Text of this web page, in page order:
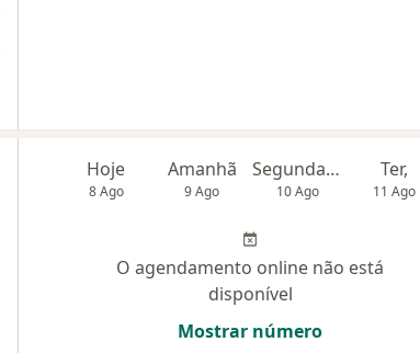
Hoje
8 Ago
Amanhã
9 Ago
Segunda-feira
10 Ago
Ter,
11 Ago
O agendamento online não está
disponível
Mostrar número